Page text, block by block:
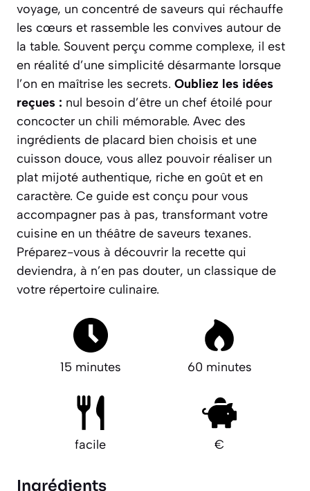
voyage, un concentré de saveurs qui réchauffe
les cœurs et rassemble les convives autour de
la table. Souvent perçu comme complexe, il est
en réalité d’une simplicité désarmante lorsque
l’on en maîtrise les secrets. Oubliez les idées
reçues : nul besoin d’être un chef étoilé pour
concocter un chili mémorable. Avec des
ingrédients de placard bien choisis et une
cuisson douce, vous allez pouvoir réaliser un
plat mijoté authentique, riche en goût et en
caractère. Ce guide est conçu pour vous
accompagner pas à pas, transformant votre
cuisine en un théâtre de saveurs texanes.
Préparez-vous à découvrir la recette qui
deviendra, à n’en pas douter, un classique de
votre répertoire culinaire.
15 minutes 60 minutes
facile €
Ingrédients